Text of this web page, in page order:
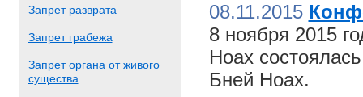
Запрет разврата
Запрет грабежа
Запрет органа от живого
существа
08.11.2015
8 ноября 2015
Ноах
Бней Ноах.